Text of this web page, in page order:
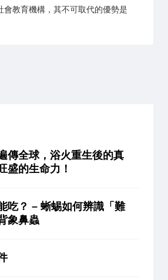
會教育機構，其不可取代的優勢是
傳全球，浴火重生後的真
盛的生命力！
吃？ – 蜥蜴如何辨識「難
象鼻蟲